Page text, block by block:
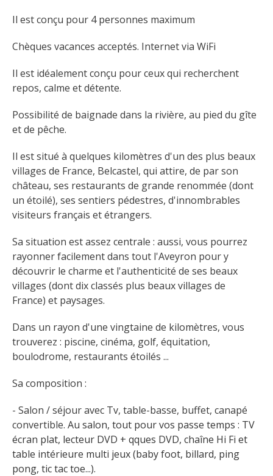
l'UNESCO
Il est conçu pour 4 personnes maximum
Chèques vacances acceptés. Internet via WiFi
Il est idéalement conçu pour ceux qui recherchent
repos, calme et détente.
Possibilité de baignade dans la rivière, au pied du gîte
et de pêche.
Il est situé à quelques kilomètres d'un des plus beaux
villages de France, Belcastel, qui attire, de par son
château, ses restaurants de grande renommée (dont
un étoilé), ses sentiers pédestres, d'innombrables
visiteurs français et étrangers.
Sa situation est assez centrale : aussi, vous pourrez
rayonner facilement dans tout l'Aveyron pour y
découvrir le charme et l'authenticité de ses beaux
villages (dont dix classés plus beaux villages de
France) et paysages.
Dans un rayon d'une vingtaine de kilomètres, vous
trouverez : piscine, cinéma, golf, équitation,
boulodrome, restaurants étoilés ...
Sa composition :
- Salon / séjour avec Tv, table-basse, buffet, canapé
convertible. Au salon, tout pour vos passe temps : TV
écran plat, lecteur DVD + qques DVD, chaîne Hi Fi et
table intérieure multi jeux (baby foot, billard, ping
pong, tic tac toe...).